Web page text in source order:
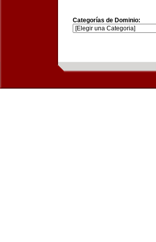
Categorías de Dominio: